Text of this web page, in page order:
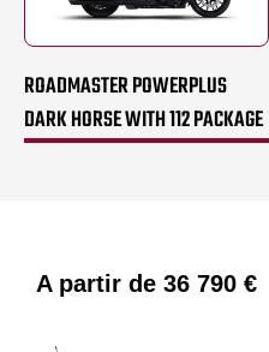
ROADMASTER POWERPLUS
DARK HORSE WITH 112 PACKAGE
A partir de 36 790 €